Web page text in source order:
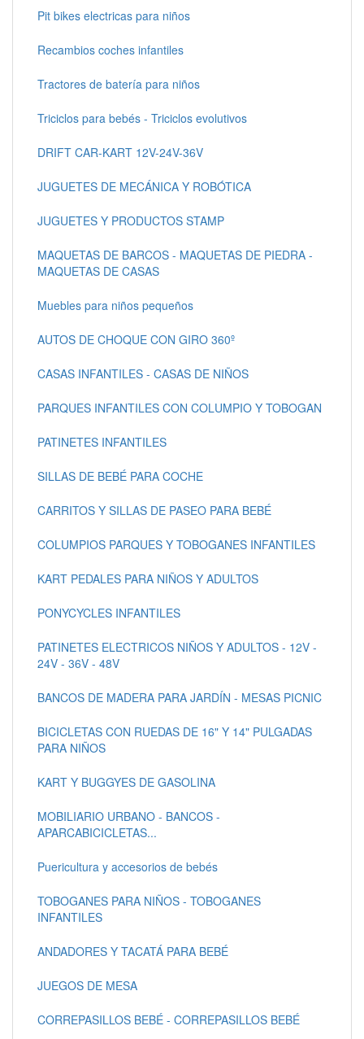
Pit bikes electricas para niños
Recambios coches infantiles
Tractores de batería para niños
Triciclos para bebés - Triciclos evolutivos
DRIFT CAR-KART 12V-24V-36V
JUGUETES DE MECÁNICA Y ROBÓTICA
JUGUETES Y PRODUCTOS STAMP
MAQUETAS DE BARCOS - MAQUETAS DE PIEDRA -
MAQUETAS DE CASAS
Muebles para niños pequeños
AUTOS DE CHOQUE CON GIRO 360º
CASAS INFANTILES - CASAS DE NIÑOS
PARQUES INFANTILES CON COLUMPIO Y TOBOGAN
PATINETES INFANTILES
SILLAS DE BEBÉ PARA COCHE
CARRITOS Y SILLAS DE PASEO PARA BEBÉ
COLUMPIOS PARQUES Y TOBOGANES INFANTILES
KART PEDALES PARA NIÑOS Y ADULTOS
PONYCYCLES INFANTILES
PATINETES ELECTRICOS NIÑOS Y ADULTOS - 12V -
24V - 36V - 48V
BANCOS DE MADERA PARA JARDÍN - MESAS PICNIC
BICICLETAS CON RUEDAS DE 16" Y 14" PULGADAS
PARA NIÑOS
KART Y BUGGYES DE GASOLINA
MOBILIARIO URBANO - BANCOS -
APARCABICICLETAS...
Puericultura y accesorios de bebés
TOBOGANES PARA NIÑOS - TOBOGANES
INFANTILES
ANDADORES Y TACATÁ PARA BEBÉ
JUEGOS DE MESA
CORREPASILLOS BEBÉ - CORREPASILLOS BEBÉ